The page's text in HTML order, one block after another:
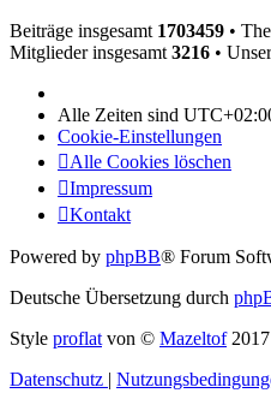
Beiträge insgesamt 1703459 •
Mitglieder insgesamt 3216 •
Alle Zeiten sind
Cookie-Einstellungen
Alle Cookies löschen
Impressum
Kontakt
Powered by phpBB® Forum
Deutsche Übersetzung durch
Style proflat von © Mazeltof2017
Datenschutz |